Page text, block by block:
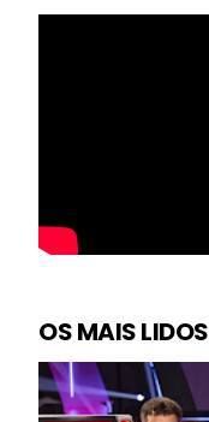
OS MAIS LIDOS